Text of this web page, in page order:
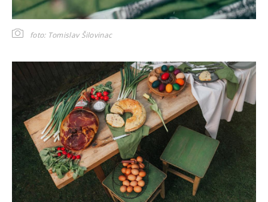
foto: Tomislav Šilovinac